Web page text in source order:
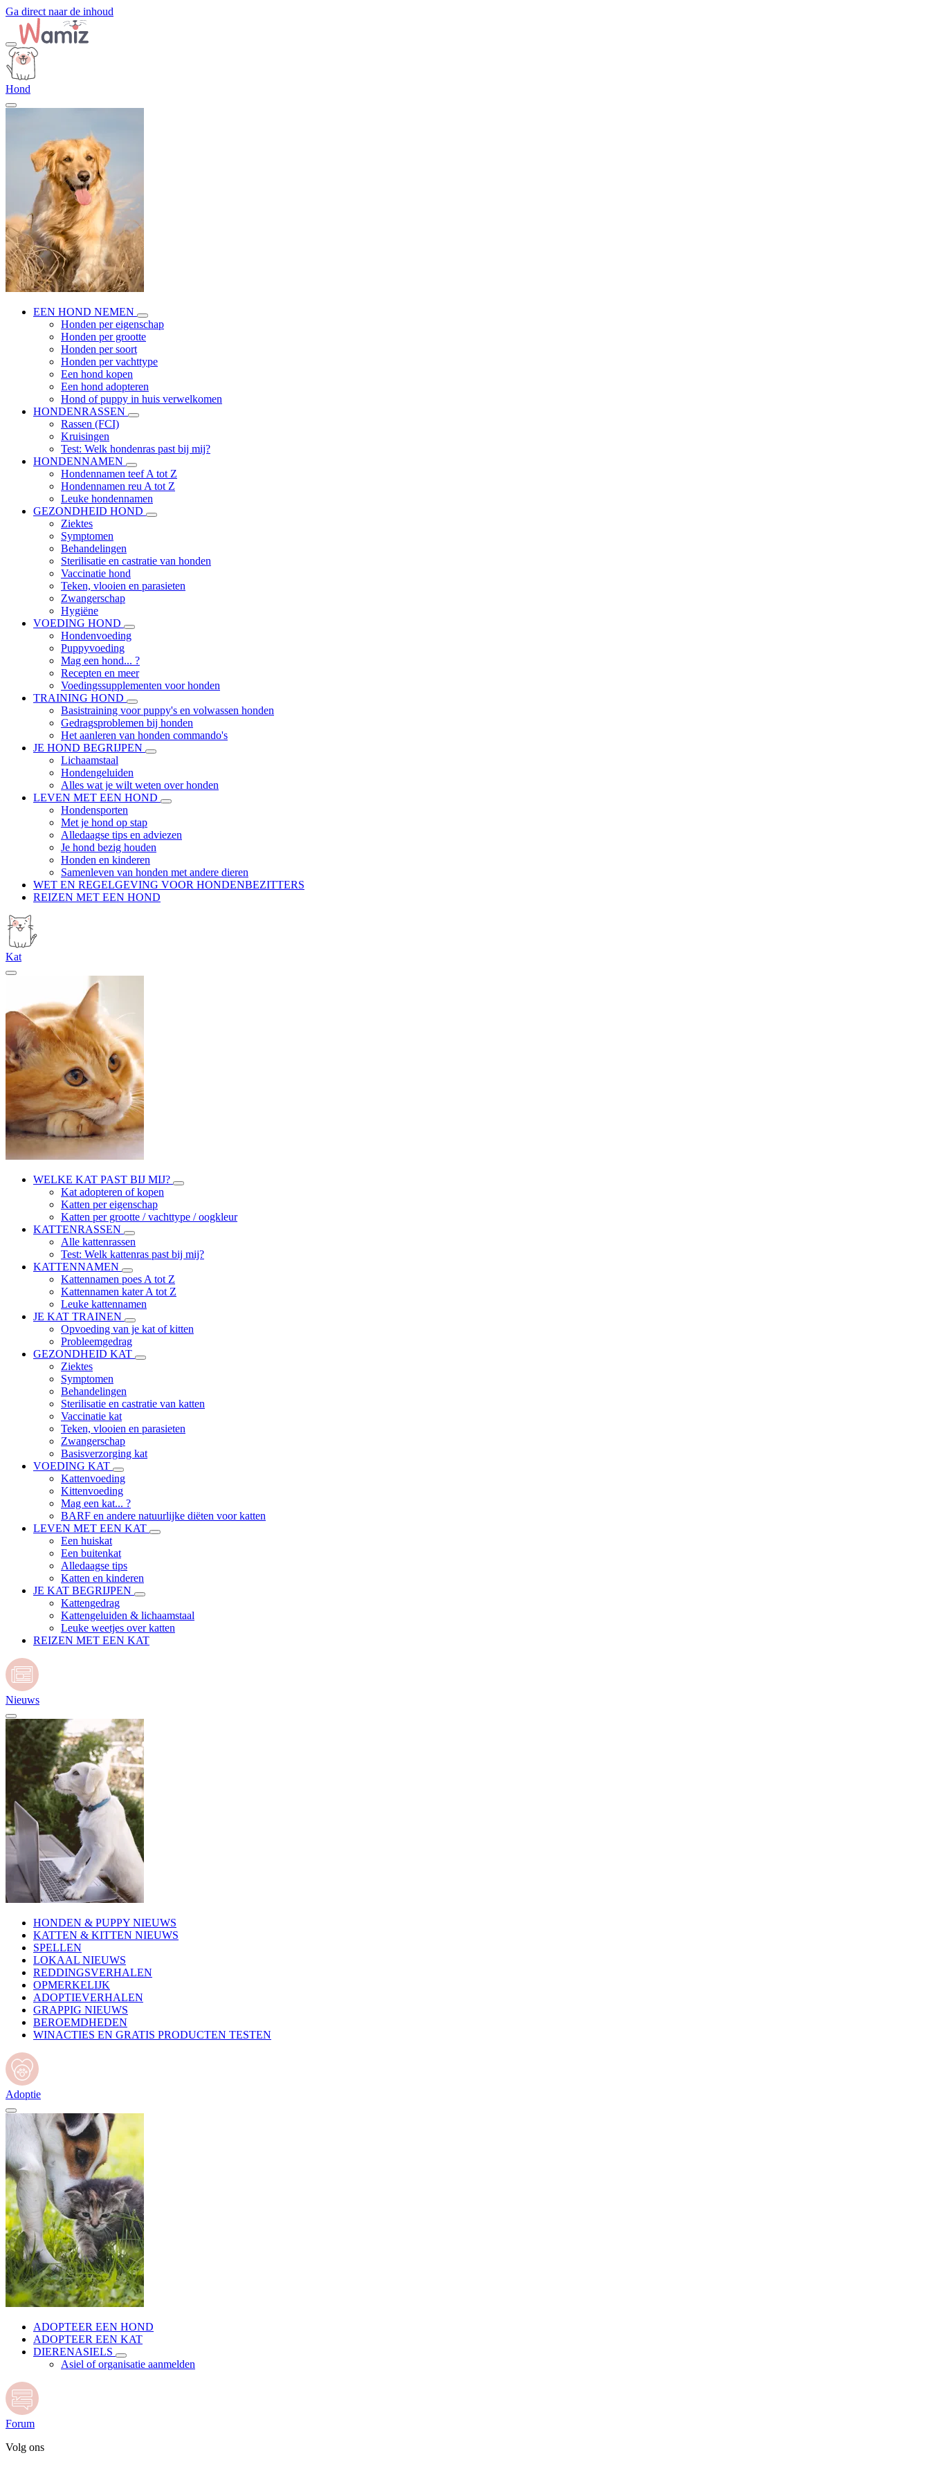
Ga direct naar de inhoud
Hond
EEN HOND NEMEN
Honden per eigenschap
Honden per grootte
Honden per soort
Honden per vachttype
Een hond kopen
Een hond adopteren
Hond of puppy in huis verwelkomen
HONDENRASSEN
Rassen (FCI)
Kruisingen
Test: Welk hondenras past bij mij?
HONDENNAMEN
Hondennamen teef A tot Z
Hondennamen reu A tot Z
Leuke hondennamen
GEZONDHEID HOND
Ziektes
Symptomen
Behandelingen
Sterilisatie en castratie van honden
Vaccinatie hond
Teken, vlooien en parasieten
Zwangerschap
Hygiëne
VOEDING HOND
Hondenvoeding
Puppyvoeding
Mag een hond... ?
Recepten en meer
Voedingssupplementen voor honden
TRAINING HOND
Basistraining voor puppy's en volwassen honden
Gedragsproblemen bij honden
Het aanleren van honden commando's
JE HOND BEGRIJPEN
Lichaamstaal
Hondengeluiden
Alles wat je wilt weten over honden
LEVEN MET EEN HOND
Hondensporten
Met je hond op stap
Alledaagse tips en adviezen
Je hond bezig houden
Honden en kinderen
Samenleven van honden met andere dieren
WET EN REGELGEVING VOOR HONDENBEZITTERS
REIZEN MET EEN HOND
Kat
WELKE KAT PAST BIJ MIJ?
Kat adopteren of kopen
Katten per eigenschap
Katten per grootte / vachttype / oogkleur
KATTENRASSEN
Alle kattenrassen
Test: Welk kattenras past bij mij?
KATTENNAMEN
Kattennamen poes A tot Z
Kattennamen kater A tot Z
Leuke kattennamen
JE KAT TRAINEN
Opvoeding van je kat of kitten
Probleemgedrag
GEZONDHEID KAT
Ziektes
Symptomen
Behandelingen
Sterilisatie en castratie van katten
Vaccinatie kat
Teken, vlooien en parasieten
Zwangerschap
Basisverzorging kat
VOEDING KAT
Kattenvoeding
Kittenvoeding
Mag een kat... ?
BARF en andere natuurlijke diëten voor katten
LEVEN MET EEN KAT
Een huiskat
Een buitenkat
Alledaagse tips
Katten en kinderen
JE KAT BEGRIJPEN
Kattengedrag
Kattengeluiden & lichaamstaal
Leuke weetjes over katten
REIZEN MET EEN KAT
Nieuws
HONDEN & PUPPY NIEUWS
KATTEN & KITTEN NIEUWS
SPELLEN
LOKAAL NIEUWS
REDDINGSVERHALEN
OPMERKELIJK
ADOPTIEVERHALEN
GRAPPIG NIEUWS
BEROEMDHEDEN
WINACTIES EN GRATIS PRODUCTEN TESTEN
Adoptie
ADOPTEER EEN HOND
ADOPTEER EEN KAT
DIERENASIELS
Asiel of organisatie aanmelden
Forum
Volg ons